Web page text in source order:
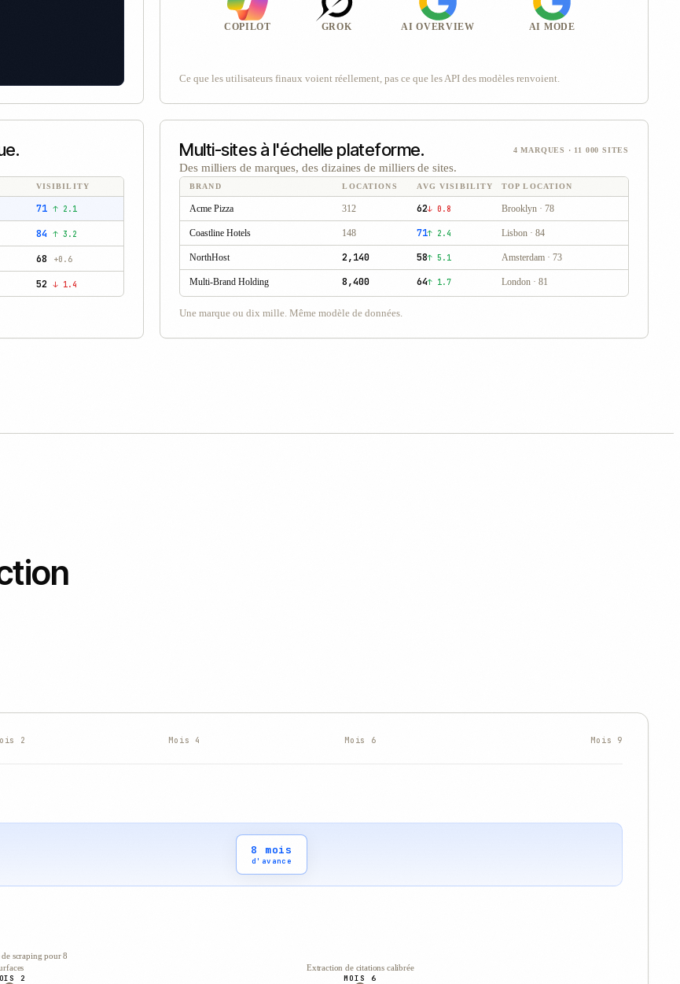
COPILOT GROK AI OVERVIEW AI MODE
Ce que les utilisateurs finaux voient réellement, pas ce que les API des modèles renvoient.
VISIBILITY
71 ↑ 2.1
84 ↑ 3.2
68 +0.6
52 ↓ 1.4
Multi-sites à l'échelle plateforme. 4 MARQUES · 11 000 SITES
Des milliers de marques, des dizaines de milliers de sites.
BRAND LOCATIONS AVG VISIBILITY TOP LOCATION
Acme Pizza 312 62↓ 0.8 Brooklyn · 78
Coastline Hotels 148 71↑ 2.4 Lisbon · 84
NorthHost 2,140 58↑ 5.1 Amsterdam · 73
Multi-Brand Holding 8,400 64↑ 1.7 London · 81
Une marque ou dix mille. Même modèle de données.
2 Mois 4 Mois 6 Mois 9
8 mois
d'avance
2
scraping pour 8
MOIS 6
Extraction de citations calibrée